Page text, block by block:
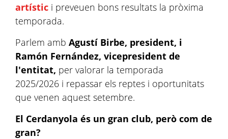
artístic i preveuen bons resultats la pròxima
temporada.
Parlem amb Agustí Birbe, president, i
Ramón Fernández, vicepresident de
l'entitat, per valorar la temporada
2025/2026 i repassar els reptes i oportunitats
que venen aquest setembre.
El Cerdanyola és un gran club, però com de
gran?